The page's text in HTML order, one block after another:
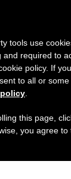
agosto
en el
y
tools use
and required to
policy. If
to all or some
this page,
you agree to